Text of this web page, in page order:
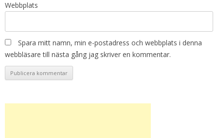
Webbplats
Spara mitt namn, min e-postadress och webbplats i denna
webbläsare till nästa gång jag skriver en kommentar.